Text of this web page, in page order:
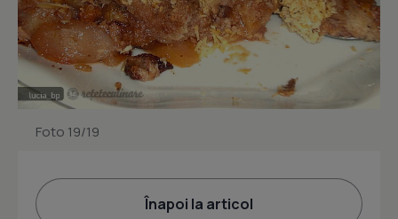
Foto 19/19
Înapoi la articol